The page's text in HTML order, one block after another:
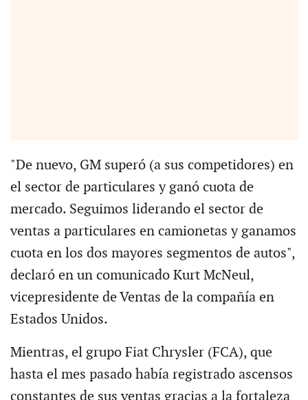
"De nuevo, GM superó (a sus competidores) en
el sector de particulares y ganó cuota de
mercado. Seguimos liderando el sector de
ventas a particulares en camionetas y ganamos
cuota en los dos mayores segmentos de autos",
declaró en un comunicado Kurt McNeul,
vicepresidente de Ventas de la compañía en
Estados Unidos.
Mientras, el grupo Fiat Chrysler (FCA), que
hasta el mes pasado había registrado ascensos
constantes de sus ventas gracias a la fortaleza